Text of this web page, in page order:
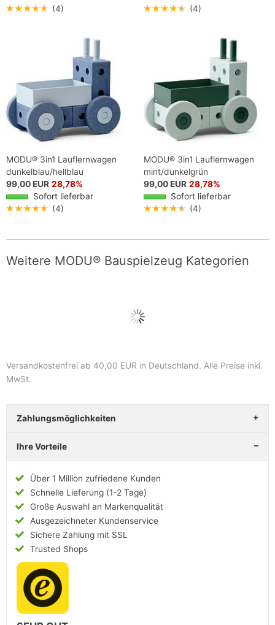
★★★★★ (4)
★★★★★ (4)
MODU® 3in1 Lauflernwagen
dunkelblau/hellblau
99,00 EUR 28,78%
Sofort lieferbar
★★★★★ (4)
MODU® 3in1 Lauflernwagen
mint/dunkelgrün
99,00 EUR 28,78%
Sofort lieferbar
★★★★★ (4)
Weitere MODU® Bauspielzeug Kategorien
Versandkostenfrei ab 40,00 EUR in Deutschland. Alle Preise inkl.
MwSt.
Zahlungsmöglichkeiten
Ihre Vorteile
Über 1 Million zufriedene Kunden
Schnelle Lieferung (1-2 Tage)
Große Auswahl an Markenqualität
Ausgezeichneter Kundenservice
Sichere Zahlung mit SSL
Trusted Shops